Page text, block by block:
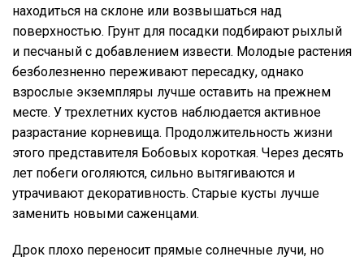
находиться на склоне или возвышаться над
поверхностью. Грунт для посадки подбирают рыхлый
и песчаный с добавлением извести. Молодые растения
безболезненно переживают пересадку, однако
взрослые экземпляры лучше оставить на прежнем
месте. У трехлетних кустов наблюдается активное
разрастание корневища. Продолжительность жизни
этого представителя Бобовых короткая. Через десять
лет побеги оголяются, сильно вытягиваются и
утрачивают декоративность. Старые кусты лучше
заменить новыми саженцами.
Дрок плохо переносит прямые солнечные лучи, но